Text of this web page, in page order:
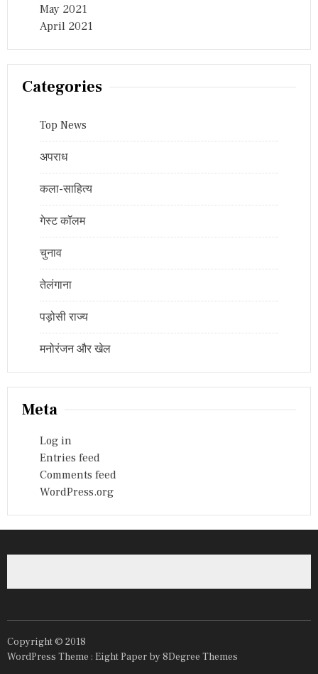
May 2021
April 2021
Categories
Top News
अपराध
कला-साहित्य
गेस्ट कॉलम
चुनाव
तेलंगाना
पड़ोसी राज्य
मनोरंजन और खेल
Meta
Log in
Entries feed
Comments feed
WordPress.org
Copyright © 2018
WordPress Theme : Eight Paper by 8Degree Themes